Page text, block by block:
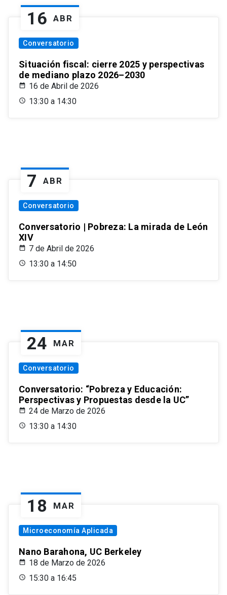
16 ABR
Conversatorio
Situación fiscal: cierre 2025 y perspectivas
de mediano plazo 2026–2030
16 de Abril de 2026
13:30 a 14:30
7 ABR
Conversatorio
Conversatorio | Pobreza: La mirada de León
XIV
7 de Abril de 2026
13:30 a 14:50
24 MAR
Conversatorio
Conversatorio: “Pobreza y Educación:
Perspectivas y Propuestas desde la UC”
24 de Marzo de 2026
13:30 a 14:30
18 MAR
Microeconomía Aplicada
Nano Barahona, UC Berkeley
18 de Marzo de 2026
15:30 a 16:45